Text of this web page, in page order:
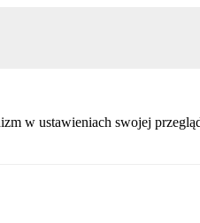
w ustawieniach swojej